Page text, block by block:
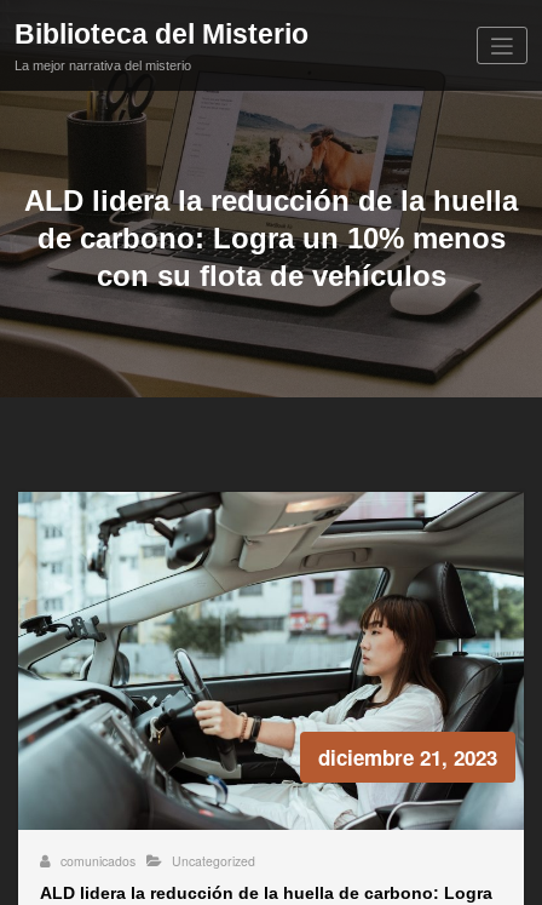
contenido
Biblioteca del Misterio
La mejor narrativa del misterio
ALD lidera la reducción de la huella
de carbono: Logra un 10% menos
con su flota de vehículos
diciembre 21, 2023
comunicados
Uncategorized
ALD lidera la reducción de la huella de carbono: Logra